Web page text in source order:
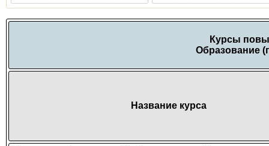
Курсы
Образование
Название курса